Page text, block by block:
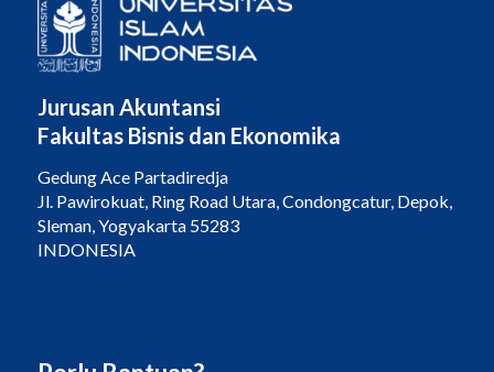
Jurusan Akuntansi
Fakultas Bisnis dan Ekonomika
Gedung Ace Partadiredja
Jl. Pawirokuat, Ring Road Utara, Condongcatur, Depok,
Sleman, Yogyakarta 55283
INDONESIA